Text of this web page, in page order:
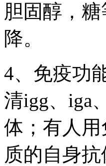
胆固醇，
降。
4、免疫功
清igg、iga
体；有人
质的自身抗